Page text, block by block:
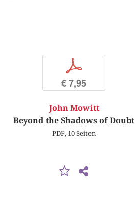
p
€ 7,95
John Mowitt
Beyond the Shadows of Doubt
PDF, 10 Seiten